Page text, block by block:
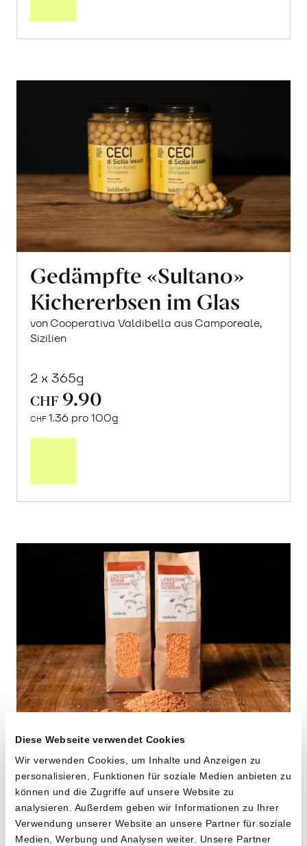
Diese Webseite verwendet Cookies
Wir verwenden Cookies, um Inhalte und Anzeigen zu
personalisieren, Funktionen für soziale Medien anbieten zu
können und die Zugriffe auf unsere Website zu
analysieren. Außerdem geben wir Informationen zu Ihrer
Verwendung unserer Website an unsere Partner für soziale
Medien, Werbung und Analysen weiter. Unsere Partner
Gedämpfte «Sultano»
Kichererbsen im Glas
von Cooperativa Valdibella aus Camporeale,
Sizilien
2 x 365g
CHF 9.90
CHF 1.36 pro 100g
Rote Linsen
von Cooperativa Valdibella aus Camporeale,
Sizilien
2 x 500g
CHF13.90